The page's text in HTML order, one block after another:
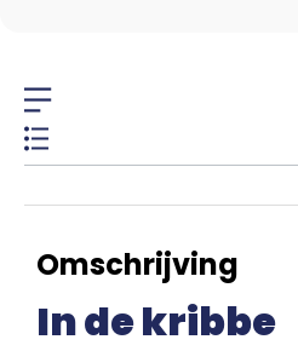
Omschrijving
In de kribbe